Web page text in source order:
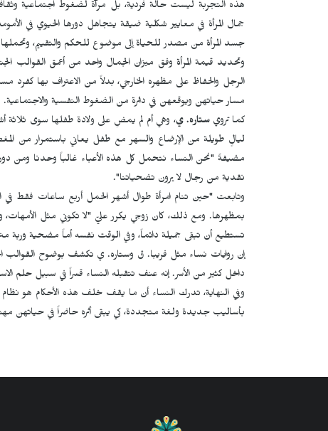
هذه التجربة ليست حالة فردية، بل مرآة لضغوط اجتماعية
جمال المرأة في معايير شكلية ضيقة يتجاهل دورها الحيوي في
جسد المرأة من مصدر للحياة إلى موضوع للحكم والتقييم، وتحملها
وتحديد قيمة المرأة وفق ميزان الجمال واحد من أعمق القوالب
الرجل والحفاظ على مظهره الخارجي، بدلاً من الاعتراف بها كفرد
مسار حياتهن ويوقعهن في دائرة من الضغوط النفسية والاجتماعية.
كما ترويستاره. ي، وهي أم لم يمضِ على ولادة طفلها سوى ثلاثة
ليالٍ طويلة من الإرضاع والسهر مع طفل يعاني باستمرار من
مضيفةً "نحن النساء نتحمل كل هذه الأعباء غالباً وحدنا ومن
نقدية من رجال لا يرون تضحياتنا".
وتابعت "حين تنام امرأة طوال أشهر الحمل أربع ساعات فقط في
بمظهرها. ومع ذلك، كان زوجي يكرر عليّ "لا تكوني مثل الأمهات،
تستطيع أن تبقى جميلة دائماً، وفي الوقت نفسه أماً مضحية
إن روايات نساء مثل فريبا. ق وستاره. ي تكشف بوضوح القوالب
داخل كثير من الأسر. إنه عنف تتقبله النساء قسراً في سبيل حلم
وفي النهاية، تدرك النساء أن ما يقف خلف هذه الأحكام هو نظام
بأساليب جديدة ولغة متجددة، كي يبقى أثره حاضراً في حياتهن